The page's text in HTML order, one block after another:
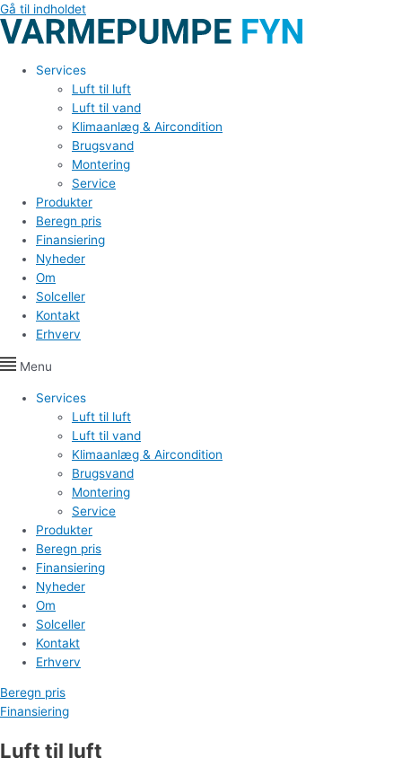
Gå til indholdet
Services
Luft til luft
Luft til vand
Klimaanlæg & Aircondition
Brugsvand
Montering
Service
Produkter
Beregn pris
Finansiering
Nyheder
Om
Solceller
Kontakt
Erhverv
Menu
Services
Luft til luft
Luft til vand
Klimaanlæg & Aircondition
Brugsvand
Montering
Service
Produkter
Beregn pris
Finansiering
Nyheder
Om
Solceller
Kontakt
Erhverv
Beregn pris
Finansiering
Luft til luft